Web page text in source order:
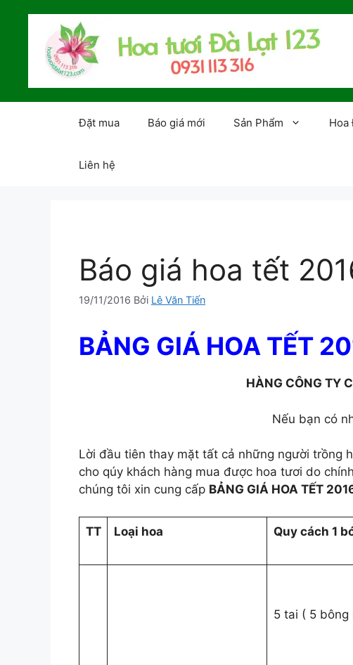
Đặt mua Báo giá mới Sản Phẩm Hoa
Liên hệ
Báo giá hoa tết
19/11/2016 Bởi Lê Văn Tiến
BẢNG GIÁ HOA TẾT
HÀNG CÔNG TY
Nếu bạn có
Lời đầu tiên thay mặt tất cả những người trồng
cho qúy khách hàng mua được hoa tươi do
chúng tôi xin cung cấp BẢNG GIÁ HOA TẾT
TT Loại hoa Quy cách 1
5 tai ( 5 bông